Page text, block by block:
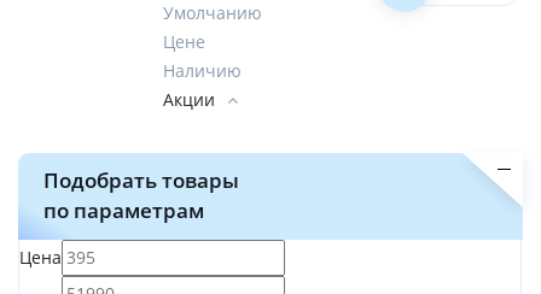
Умолчанию
Цене
Наличию
Акции
Подобрать товары
по параметрам
Цена